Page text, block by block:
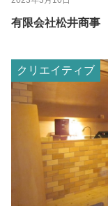
有限会社松井商事
クリエイティブ